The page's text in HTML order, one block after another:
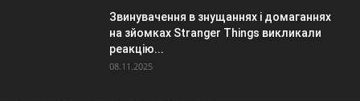
Звинувачення в знущаннях і домаганнях
на зйомках Stranger Things викликали
реакцію...
08.11.2025